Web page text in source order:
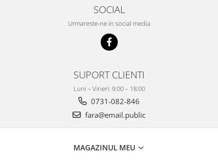
Videoconferinta si Colaborare
Camere Videoconferinta
Kit Robotic Educational
Software Educational
Mobilier Cresa si Gradinita
Mese gradinita
SOCIAL
Urmareste-ne in social media
SUPORT CLIENTI
Luni – Vineri: 9:00 – 18:00
0731-082-846
fara@email.public
MAGAZINUL MEU